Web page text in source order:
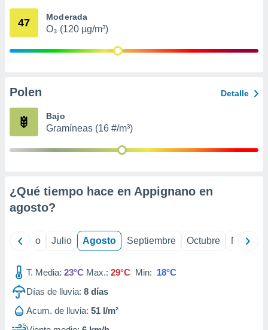
mediante
publicidad
de
47 Moderada
O₃ (120 µg/m³)
Polen Detalle
Bajo
Gramíneas (16 #/m³)
¿Qué tiempo hace en Appignano en
agosto?
Junio Julio Agosto Septiembre Octubre
T. Media: 23°C Max.: 29°C Min: 18°C
Días de lluvia: 8 días
Acum. de lluvia: 51 l/m²